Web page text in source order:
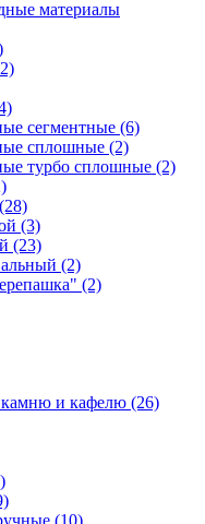
материалы
сегментные (6)
сплошные (2)
турбо сплошные (2)
(3)
(23)
(2)
(2)
камню и кафелю (26)
(10)